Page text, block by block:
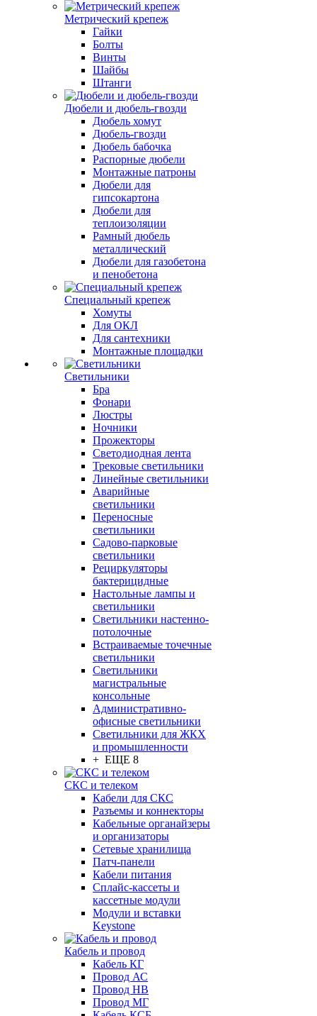
Метрический крепеж
Гайки
Болты
Винты
Шайбы
Штанги
Дюбели и дюбель-гвозди
Дюбель хомут
Дюбель-гвозди
Дюбель бабочка
Распорные дюбели
Монтажные патроны
Дюбели для
гипсокартона
Дюбели для
теплоизоляции
Рамный дюбель
металлический
Дюбели для газобетона
и пенобетона
Специальный крепеж
Хомуты
Для ОКЛ
Для сантехники
Монтажные площадки
Светильники
Бра
Фонари
Люстры
Ночники
Прожекторы
Светодиодная лента
Трековые светильники
Линейные светильники
Аварийные
светильники
Переносные
светильники
Садово-парковые
светильники
Рециркуляторы
бактерицидные
Настольные лампы и
светильники
Светильники настенно-
потолочные
Встраиваемые точечные
светильники
Светильники
магистральные
консольные
Административно-
офисные светильники
Светильники для ЖКХ
и промышленности
+ ЕЩЕ 8
СКС и телеком
Кабели для СКС
Разъемы и коннекторы
Кабельные органайзеры
и организаторы
Сетевые хранилища
Патч-панели
Кабели питания
Сплайс-кассеты и
кассетные модули
Модули и вставки
Keystone
Кабель и провод
Кабель КГ
Провод АС
Провод НВ
Провод МГ